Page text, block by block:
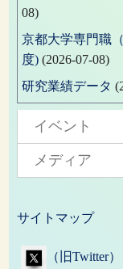
08)
京都大学専門職
度) (2026-07-08)
研究業績データ
イベント
メディア
サイトマップ
（旧Twitter）